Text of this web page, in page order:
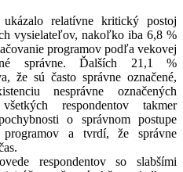
ukázalo relatívne kritický postoj
vysielateľov, nakoľko iba 6,8 %
programov podľa vekovej
správne. Ďalších 21,1 %
že sú často správne označené,
nesprávne označených
respondentov takmer
o správnom postupe
a tvrdí, že správne
respondentov so slabšími